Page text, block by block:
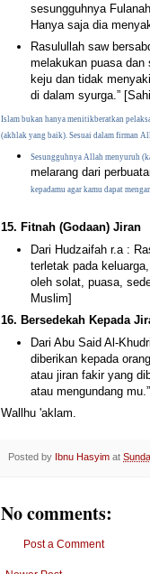
sesungguhnya
Hanya saja dia
Rasulullah saw
melakukan puasa dan
keju dan tidak
di dalam syurga.”
Islam bukan hanya menitikberatkan
(akhlak yang baik). Sesuai dalam firman
Sesungguhnya Allah menyuruh
melarang dari
kepadamu agar kamu dapat
15. Fitnah (Godaan) Jiran
Dari Hudzaifah r.a :
terletak pada
oleh solat, puasa,
Muslim]
16. Bersedekah Kepada
Dari Abu Said Al-
diberikan kepada
atau jiran fakir yang
atau mengundang
Wallhu 'aklam.
Posted by Ibnu Hasyim at
No comments:
Post a Comment